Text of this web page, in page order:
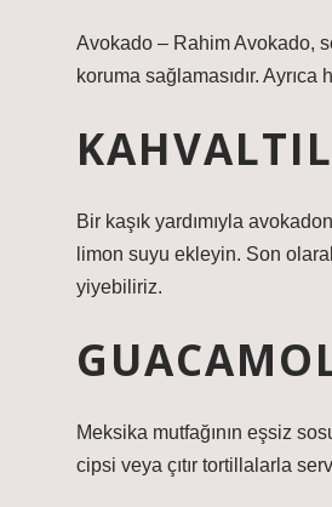
Avokado – Rahim Avokado,
koruma sağlamasıdır.
Bir kaşık yardımıyla
limon suyu ekleyin. Son
yiyebiliriz.
Meksika mutfağının eşsiz
cipsi veya çıtır tortillalarla